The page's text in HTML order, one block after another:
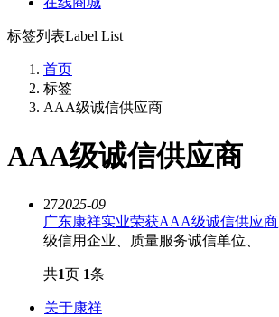
标签列表Label List
首页
标签
AAA级诚信供应商
AAA级诚信供应商
272025-09
广东康祥实业荣获AAA级诚信供应商
级信用企业、质量服务诚信单位、
共1页 1条
关于康祥